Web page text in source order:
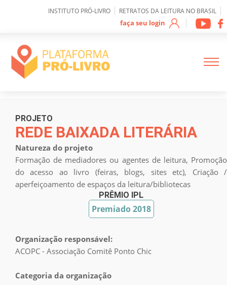
INSTITUTO PRÓ-LIVRO | RETRATOS DA LEITURA NO BRASIL |
faça seu login |
Sobre IPL
Como funciona a
plataforma
Mapeamento de
PROJETO
REDE BAIXADA LITERÁRIA
Natureza do projeto
Formação de mediadores ou agentes de leitura, Promoção
do acesso ao livro (feiras, blogs, sites etc), Criação /
aperfeiçoamento de espaços da leitura/bibliotecas
PRÊMIO IPL
Premiado 2018
Organização responsável:
ACOPC - Associação Comitê Ponto Chic
Categoria da organização